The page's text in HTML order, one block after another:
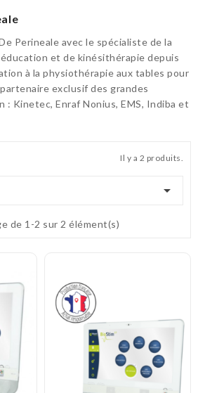
Perineale avec le spécialiste de la
et de kinésithérapie depuis
à la physiothérapie aux tables pour
exclusif des grandes
: Kinetec, Enraf Nonius, EMS, Indiba et
Il y a 2 produits.

de 1-2 sur 2 élément(s)